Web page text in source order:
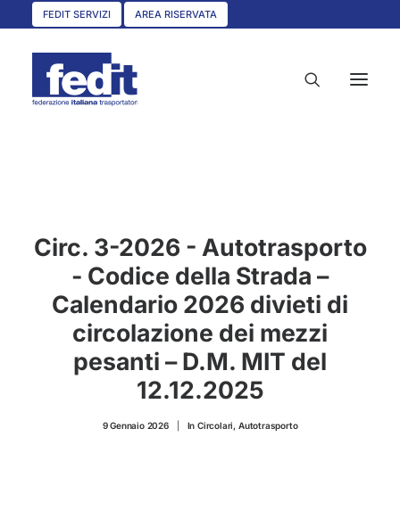
FEDIT SERVIZI AREA RISERVATA
SERVIZI
CIRCOLARI
UNISCITI A NOI
ASSOCIAZIONI TERRITORIALI
Circ. 3-2026 - Autotrasporto
- Codice della Strada –
Calendario 2026 divieti di
circolazione dei mezzi
pesanti – D.M. MIT del
12.12.2025
9 Gennaio 2026 InCircolari, Autotrasporto